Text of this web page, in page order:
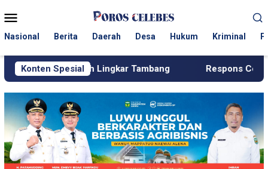
ke
Mobile
Nasional Berita Daerah Desa Hukum Kriminal
Konten Spesial
Lingkar Tambang Respons Cepat KJM PT MDA,